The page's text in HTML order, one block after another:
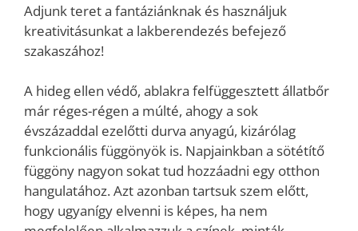
Adjunk teret a fantáziánknak és használjuk
kreativitásunkat a lakberendezés befejező
szakaszához!
A hideg ellen védő, ablakra felfüggesztett állatbőr
már réges-régen a múlté, ahogy a sok
évszázaddal ezelőtti durva anyagú, kizárólag
funkcionális függönyök is. Napjainkban a sötétítő
függöny nagyon sokat tud hozzáadni egy otthon
hangulatához. Azt azonban tartsuk szem előtt,
hogy ugyanígy elvenni is képes, ha nem